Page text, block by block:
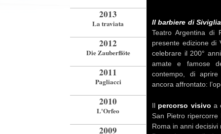
2013
La traviata
2012
Die Zauberflöte
2011
Pagliacci
2010
L'Orfeo
2009
Il barbiere di Siviglia
Teatro Argentina di
presente edizione di
celebrare il 200°
amate e famose
contempo, di
ancora affrontato:
Il percorso visivo a
San Pietro
Roma in anni